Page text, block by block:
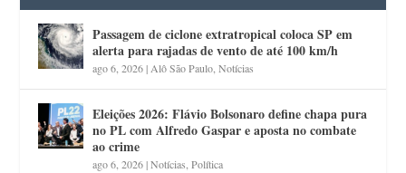
Passagem de ciclone extratropical coloca SP em
alerta para rajadas de vento de até 100 km/h
ago 6, 2026| Alô São Paulo ,Notícias
Eleições 2026: Flávio Bolsonaro define chapa pura
no PL com Alfredo Gaspar e aposta no combate
ao crime
ago 6, 2026|Notícias ,Política